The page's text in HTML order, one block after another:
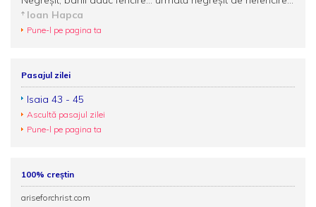
Ioan Hapca
Pune-l pe pagina ta
Pasajul zilei
Isaia 43 - 45
Ascultă pasajul zilei
Pune-l pe pagina ta
100% creștin
ariseforchrist.com